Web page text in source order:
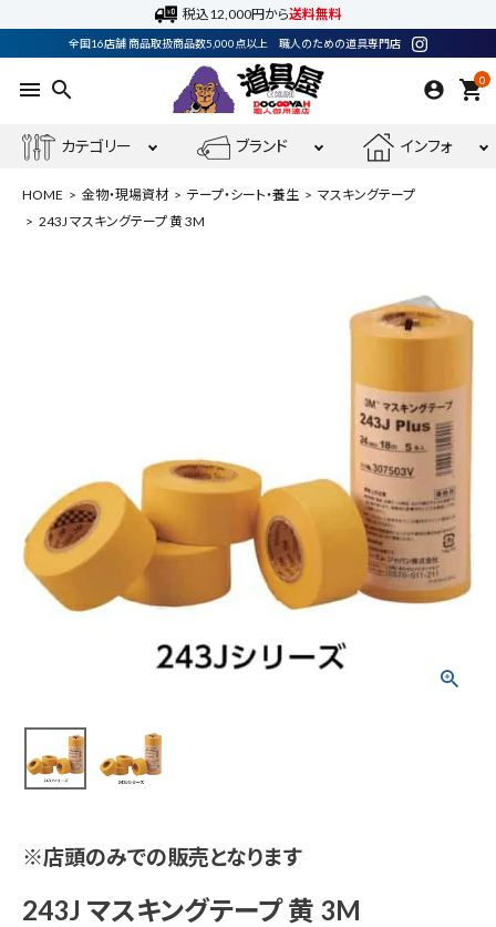
税込12,000円から送料無料
全国16店舗 商品取扱商品数5,000点以上 職人のための道具専門店
menu search 0
shopping_cart
カテゴリー ブランド インフォ
電動工具
HOME 金物・現場資材 テープ・シート・養生
マスキングテープ
243J マスキングテープ 黄 3M
※店頭のみでの販売となります
243J マスキングテープ 黄 3M